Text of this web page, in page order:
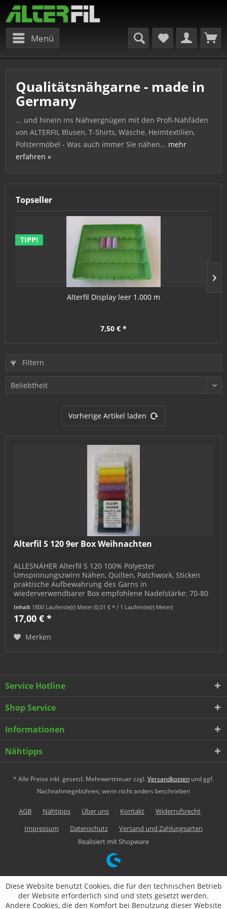
Menü
Qualitätsnähgarne - made in
Germany
... und hinein ins Nähvergnügen mit den Profi-Nähfäden
von ALTERFIL Blusen, T-Shirts, Wäsche, Heimtextilien,
Polstermöbel - Was auch immer Sie nähen... mehr
erfahren »
Topseller
TIPP!
Alterfil Display leer 1.000 m
7,50 € *
Filtern
Vorherige Artikel laden
Alterfil S 120 9er Box Weihnachten
ALLESNÄHER Alterfil S 120 100% Polyester
Umspinnungszwirn Nähen, Quilten, Patchwork, Sticken
praktische Aufbewahrung des Garns in
wiederverwendbarer Box empfohlene Nadelstärke: 70-80
Inhalt 1800 Laufende(r) Meter(0,01 € * / 1 Laufende(r) Meter)
17,00 € *
Merken
Service Hotline
Shop Service
Informationen
Nähtipps
* Alle Preise inkl. gesetzl. Mehrwertsteuer zzgl. Versandkosten und ggf.
Nachnahmegebühren, wenn nicht anders beschrieben
AGB Nähtipps Über uns Kontakt
Widerrufsrecht
Impressum
Datenschutz
Versand und Zahlungsarten
Realisiert mit Shopware
Diese Website benutzt Cookies, die für den technischen Betrieb
der Website erforderlich sind und stets gesetzt werden.
Andere Cookies, die den Komfort bei Benutzung dieser Website